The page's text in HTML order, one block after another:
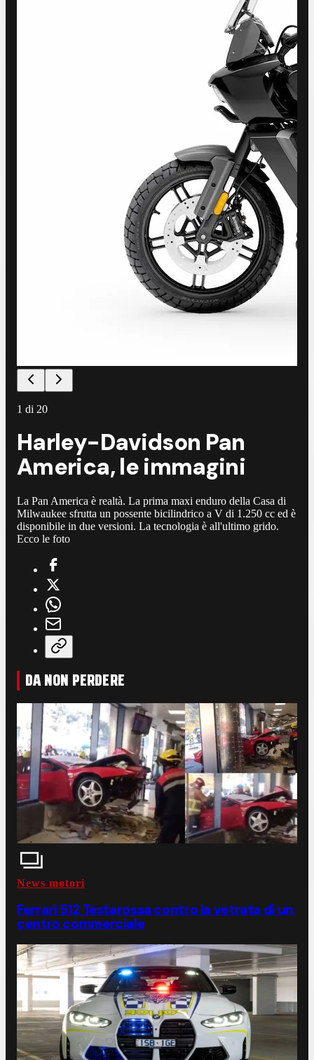
1 di 20
Harley-Davidson Pan
America, le immagini
La Pan America è realtà. La prima maxi enduro della Casa di
Milwaukee sfrutta un possente bicilindrico a V di 1.250 cc ed è
disponibile in due versioni. La tecnologia è all'ultimo grido.
Ecco le foto
DA NON PERDERE
News motori
Ferrari 512 Testarossa contro la vetrata di un
centro commerciale